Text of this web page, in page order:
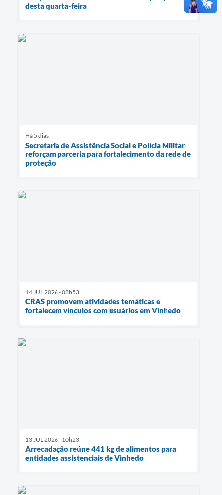
desta quarta-feira
Há 5 dias
Secretaria de Assistência Social e Polícia Militar
reforçam parceria para fortalecimento da rede de
proteção
14 JUL 2026 - 08h53
CRAS promovem atividades temáticas e
fortalecem vínculos com usuários em Vinhedo
13 JUL 2026 - 10h23
Arrecadação reúne 441 kg de alimentos para
entidades assistenciais de Vinhedo